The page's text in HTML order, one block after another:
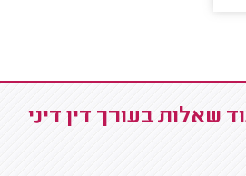
שאלות בעורך דין דיני